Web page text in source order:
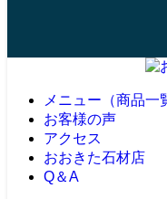
メニュー（商品一
お客様の声
アクセス
おおきた石材店
Q＆A